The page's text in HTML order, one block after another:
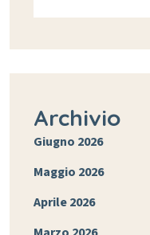
Archivio
Giugno 2026
Maggio 2026
Aprile 2026